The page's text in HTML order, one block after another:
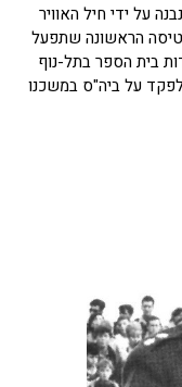
על ידי חיל האוויר
הראשונה שתפעל
חלק מיחידות בית הספר בתל-נוף
על ביה"ס במשכנו